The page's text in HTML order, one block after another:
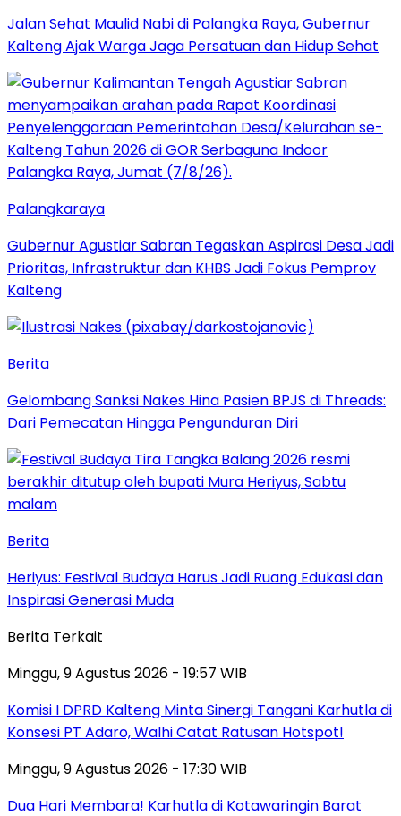
Jalan Sehat Maulid Nabi di Palangka Raya, Gubernur
Kalteng Ajak Warga Jaga Persatuan dan Hidup Sehat
Palangkaraya
Gubernur Agustiar Sabran Tegaskan Aspirasi Desa Jadi
Prioritas, Infrastruktur dan KHBS Jadi Fokus Pemprov
Kalteng
Berita
Gelombang Sanksi Nakes Hina Pasien BPJS di Threads:
Dari Pemecatan Hingga Pengunduran Diri
Berita
Heriyus: Festival Budaya Harus Jadi Ruang Edukasi dan
Inspirasi Generasi Muda
Berita Terkait
Minggu, 9 Agustus 2026 - 19:57 WIB
Komisi I DPRD Kalteng Minta Sinergi Tangani Karhutla di
Konsesi PT Adaro, Walhi Catat Ratusan Hotspot!
Minggu, 9 Agustus 2026 - 17:30 WIB
Dua Hari Membara! Karhutla di Kotawaringin Barat